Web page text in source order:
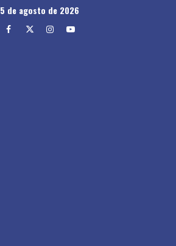
5 de agosto de 2026
Facebook
TwitterInstagram
Youtube